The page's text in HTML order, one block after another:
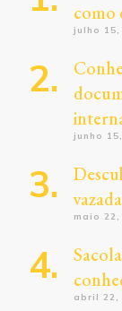
como
julho 15,
junho
maio 22,
abril 22,